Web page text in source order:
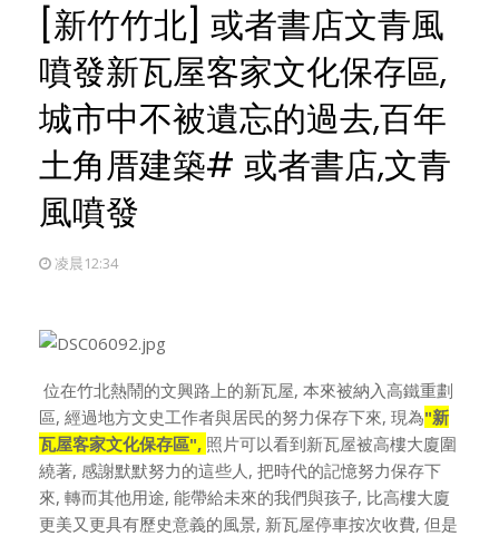
[新竹竹北] 或者書店文青風
噴發新瓦屋客家文化保存區,
城市中不被遺忘的過去,百年
土角厝建築# 或者書店,文青
風噴發
凌晨12:34
位在竹北熱鬧的文興路上的新瓦屋, 本來被納入高鐵重劃
區, 經過地方文史工作者與居民的努力保存下來, 現為"新
瓦屋客家文化保存區", 照片可以看到新瓦屋被高樓大廈圍
繞著, 感謝默默努力的這些人, 把時代的記憶努力保存下
來, 轉而其他用途, 能帶給未來的我們與孩子, 比高樓大廈
更美又更具有歷史意義的風景, 新瓦屋停車按次收費, 但是